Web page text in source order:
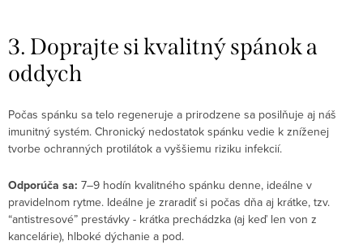
3. Doprajte si kvalitný spánok a
oddych
Počas spánku sa telo regeneruje a prirodzene sa posilňuje aj náš
imunitný systém. Chronický nedostatok spánku vedie k zníženej
tvorbe ochranných protilátok a vyššiemu riziku infekcií.
Odporúča sa: 7–9 hodín kvalitného spánku denne, ideálne v
pravidelnom rytme. Ideálne je zraradiť si počas dňa aj krátke, tzv.
“antistresové” prestávky - krátka prechádzka (aj keď len von z
kancelárie), hlboké dýchanie a pod.